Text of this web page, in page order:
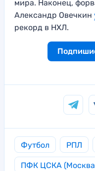
мира. Наконец,
Александр Овечкин
рекорд в НХЛ.
Футбол РПЛ
ПФК ЦСКА